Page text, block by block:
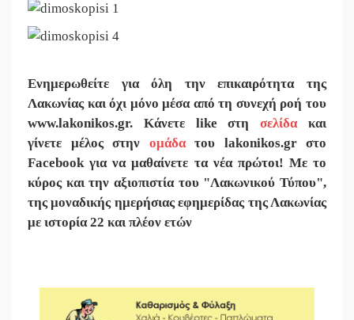
Ενημερωθείτε για όλη την επικαιρότητα της
Λακωνίας καιόχι μόνο μέσα από τη συνεχή ροή του
www.lakonikos.gr. Κάνετε like στησελίδακαι
γίνετε μέλος στην ομάδατου lakonikos.gr στο
Facebook για να μαθαίνετε τα νέα πρώτοι! Με το
κύρος και την αξιοπιστία του "Λακωνικού Τύπου",
της μοναδικής ημερήσιας εφημερίδας της Λακωνίας
με ιστορία 22 και πλέον ετών